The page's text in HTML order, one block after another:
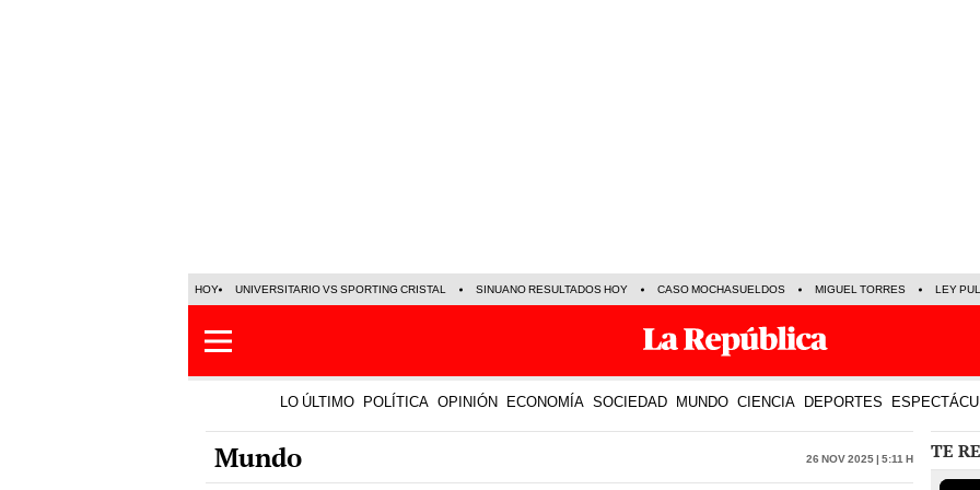
HOY UNIVERSITARIO VS SPORTING CRISTAL SINUANO RESULTADOS HOY CASO MOCHASUELDOS MIGUEL TORRES LEY
LO ÚLTIMO POLÍTICA OPINIÓN ECONOMÍA SOCIEDAD MUNDO CIENCIA DEPORTES
Mundo 26 Nov 2025 | 5:11 h TE